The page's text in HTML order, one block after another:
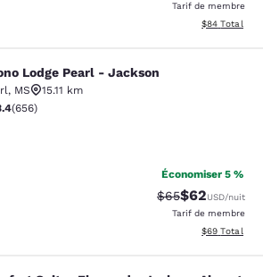
Tarif de membre
Afficher les
$84 Total
Pearl - Jackson
Lodge Pearl - Jackson
, MS
15.11 km
étoiles. Bien. 656 commentaires
(656)
Économiser 5 %
Tarif barré :
$65Tarif réduit :
$62USD/nuit
Tarif de membre
Afficher les
$69 Total